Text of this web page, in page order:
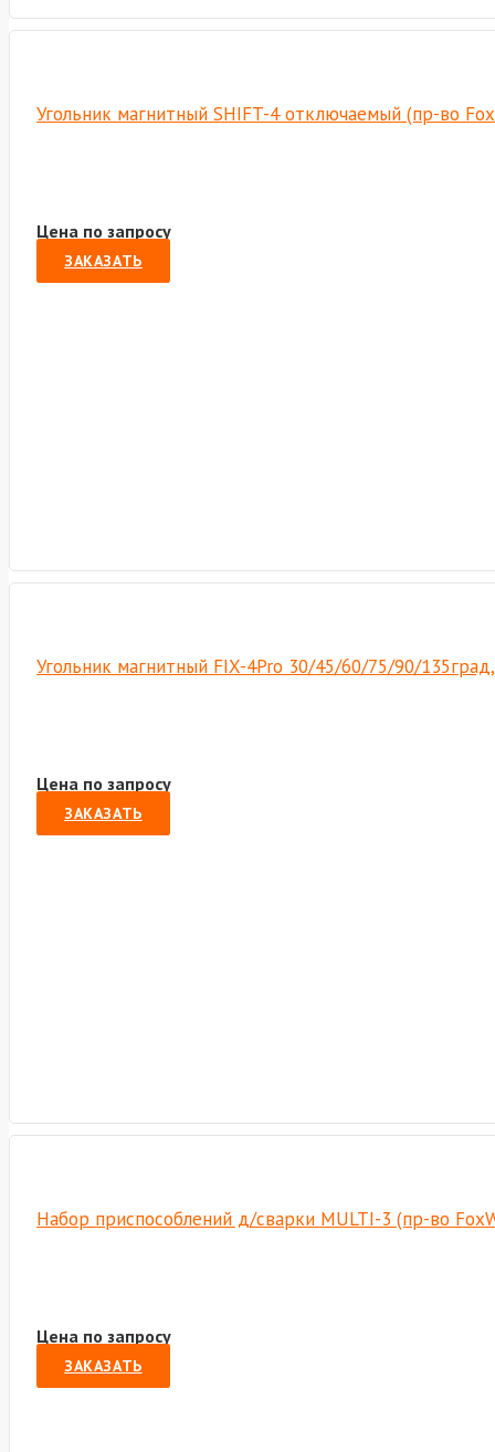
Угольник магнитный SHIFT-4 отключаемый (пр-во
Цена по запросу
ЗАКАЗАТЬ
Угольник магнитный FIX-4Pro 30/45/60/75/90/
Цена по запросу
ЗАКАЗАТЬ
Набор приспособлений д/сварки MULTI-3 (пр-во
Цена по запросу
ЗАКАЗАТЬ